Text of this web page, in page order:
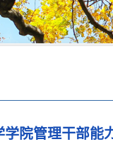
学院管理干部能